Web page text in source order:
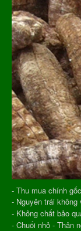
- Thu mua chính
- Nguyên trái
- Không chất bảo
- Chuối nhỏ - Thân